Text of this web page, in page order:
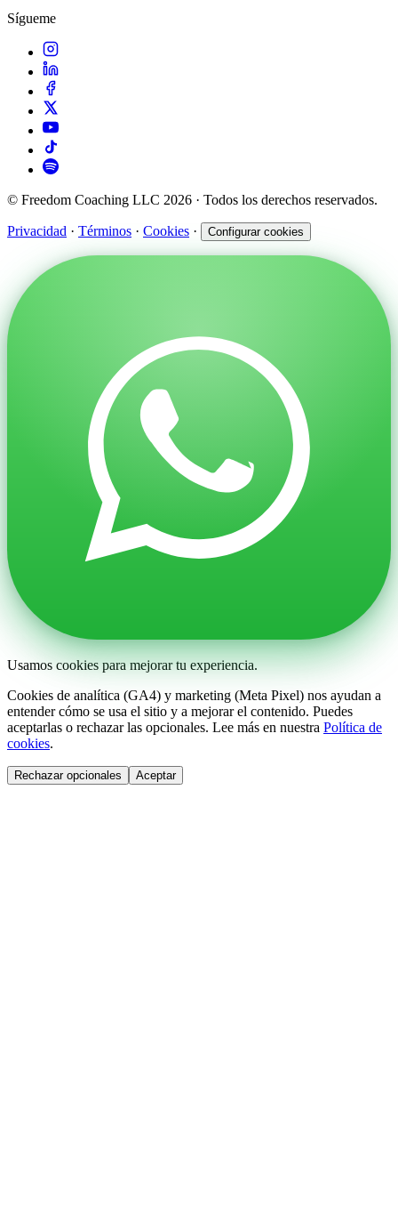
Sígueme
© Freedom Coaching LLC 2026 · Todos los derechos reservados.
Privacidad · Términos · Cookies · Configurar cookies
Usamos cookies para mejorar tu experiencia.
Cookies de analítica (GA4) y marketing (Meta Pixel) nos ayudan a
entender cómo se usa el sitio y a mejorar el contenido. Puedes
aceptarlas o rechazar las opcionales. Lee más en nuestra Política de
cookies.
Rechazar opcionales Aceptar